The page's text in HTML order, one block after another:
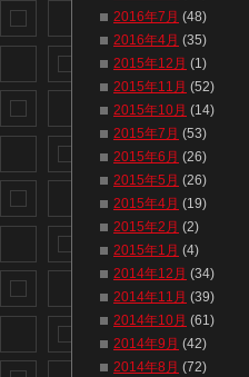
2016年7月 (48)
2016年4月 (35)
2015年12月 (1)
2015年11月 (52)
2015年10月 (14)
2015年7月 (53)
2015年6月 (26)
2015年5月 (26)
2015年4月 (19)
2015年2月 (2)
2015年1月 (4)
2014年12月 (34)
2014年11月 (39)
2014年10月 (61)
2014年9月 (42)
2014年8月 (72)